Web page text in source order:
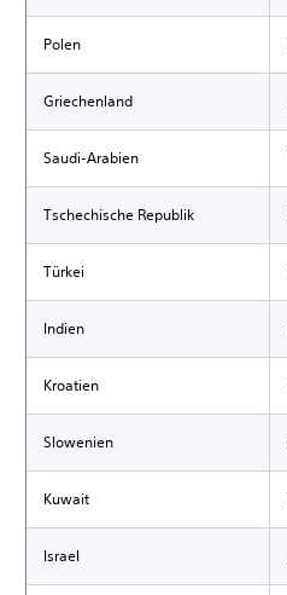
Polen
Griechenland
Saudi-Arabien
Tschechische Republik
Türkei
Indien
Kroatien
Slowenien
Kuwait
Israel